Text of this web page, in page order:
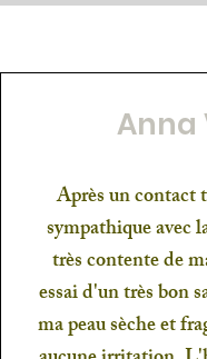
Anna
Après un contact
sympathique avec
très contente de
essai d'un très bon
ma peau sèche et